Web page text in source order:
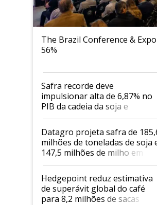
The Brazil Conference &
56%
Safra recorde deve
impulsionar alta de 6,87% no
PIB da cadeia da soja e
biodiesel em 2026
Datagro projeta safra de
milhões de toneladas de soja
147,5 milhões de milho em
2026/27
Hedgepoint reduz estimativa
de superávit global do café
para 8,2 milhões de sacas